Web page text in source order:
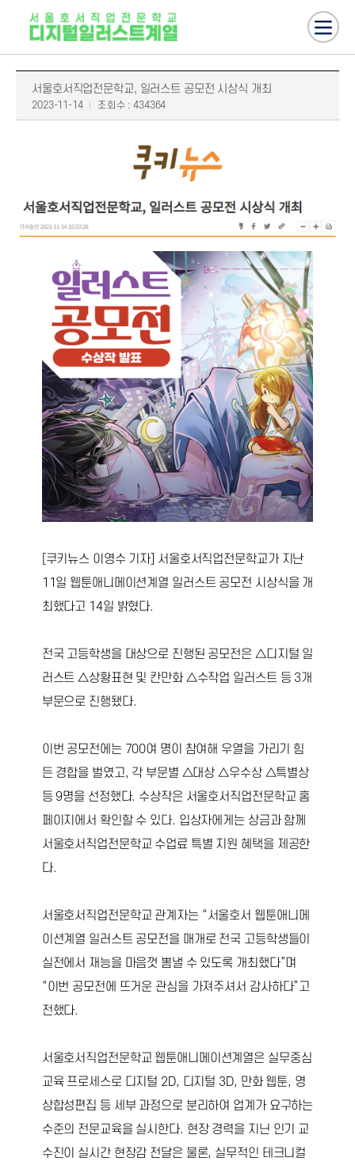
서울호서직업전문학교, 일러스트 공모전 시상식 개최
2023-11-14 조회수 : 434364
[쿠키뉴스 이영수 기자] 서울호서직업전문학교가 지난
11일 웹툰애니메이션계열 일러스트 공모전 시상식을 개
최했다고 14일 밝혔다.
전국 고등학생을 대상으로 진행된 공모전은 △디지털 일
러스트 △상황표현 및 칸만화 △수작업 일러스트 등 3개
부문으로 진행됐다.
이번 공모전에는 700여 명이 참여해 우열을 가리기 힘
든 경합을 벌였고, 각 부문별 △대상 △우수상 △특별상
등 9명을 선정했다. 수상작은 서울호서직업전문학교 홈
페이지에서 확인할 수 있다. 입상자에게는 상금과 함께
서울호서직업전문학교 수업료 특별 지원 혜택을 제공한
다.
서울호서직업전문학교 관계자는 “서울호서 웹툰애니메
이션계열 일러스트 공모전을 매개로 전국 고등학생들이
실전에서 재능을 마음껏 뽐낼 수 있도록 개최했다”며
“이번 공모전에 뜨거운 관심을 가져주셔서 감사하다”고
전했다.
서울호서직업전문학교 웹툰애니메이션계열은 실무중심
교육 프로세스로 디지털 2D, 디지털 3D, 만화 웹툰, 영
상합성편집 등 세부 과정으로 분리하여 업계가 요구하는
수준의 전문교육을 실시한다. 현장 경력을 지닌 인기 교
수진이 실시간 현장감 전달은 물론, 실무적인 테크니컬